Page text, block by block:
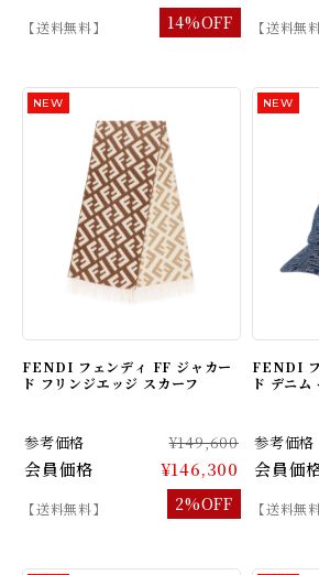
【送料無料】 14%OFF 【送料無
FENDI フェンディ FF ジャカー
ド フリンジエッジ スカーフ
参考価格 ¥149,600
会員価格 ¥146,300
【送料無料】 2%OFF
FENDI
ド デニム
参考価格
会員価
【送料無